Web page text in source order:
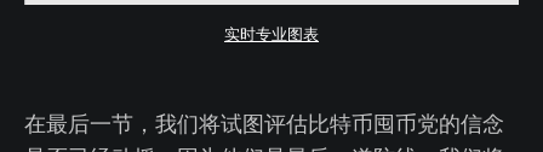
实时专业图表
在最后一节，我们将试图评估比特币囤币党的信念